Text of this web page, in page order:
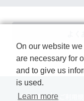
企業情報
On our website
are necessary for
and to give us
is used.
Learn more